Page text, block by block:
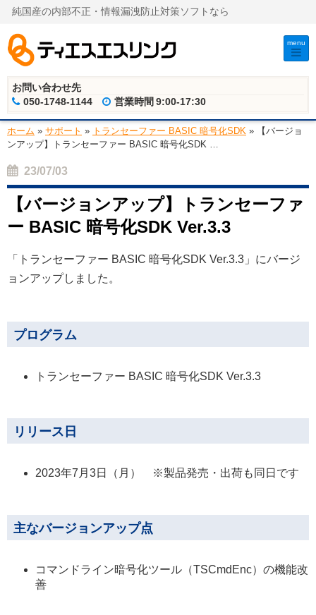
純国産の内部不正・情報漏洩防止対策ソフトなら
お問い合わせ先
050-1748-1144
営業時間 9:00-17:30
menu
ホーム » サポート » トランセーファー BASIC 暗号化SDK »
【バージョ
ンアップ】トランセーファー BASIC 暗号化SDK
23/07/03
【バージョンアップ】トランセーファ
ー BASIC 暗号化SDK Ver.3.3
「トランセーファー BASIC 暗号化SDK Ver.3.3」にバージ
ョンアップしました。
プログラム
トランセーファー BASIC 暗号化SDK Ver.3.3
リリース日
2023年7月3日（月） ※製品発売・出荷も同日です
主なバージョンアップ点
コマンドライン暗号化ツール（TSCmdEnc）の機能改
善